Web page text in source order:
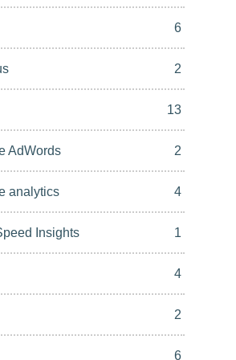
6
2
13
AdWords 2
analytics 4
Insights 1
4
2
6